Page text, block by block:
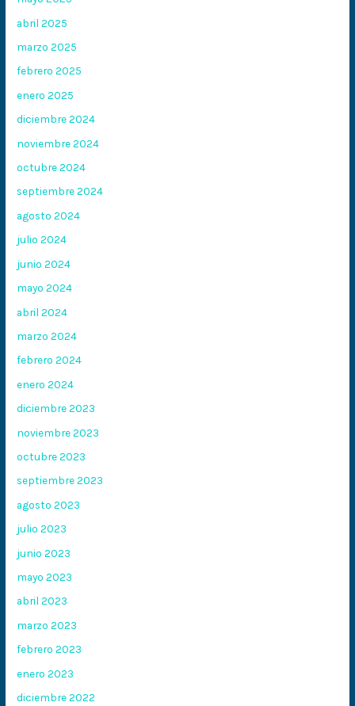
abril 2025
marzo 2025
febrero 2025
enero 2025
diciembre 2024
noviembre 2024
octubre 2024
septiembre 2024
agosto 2024
julio 2024
junio 2024
mayo 2024
abril 2024
marzo 2024
febrero 2024
enero 2024
diciembre 2023
noviembre 2023
octubre 2023
septiembre 2023
agosto 2023
julio 2023
junio 2023
mayo 2023
abril 2023
marzo 2023
febrero 2023
enero 2023
diciembre 2022